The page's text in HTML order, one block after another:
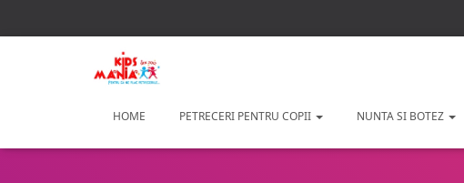
HOME PETRECERI PENTRU COPII NUNTA SI BOTEZ